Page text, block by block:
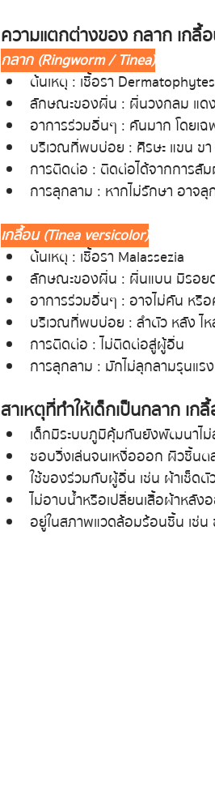
ความแตกต่างของ กลาก เกลื้อ
กลาก (Ringworm / Tinea)
ต้นเหตุ : เชื้อรา Dermatophytes
ลักษณะของผื่น : ผื่นวงกลม แ
อาการร่วมอื่นๆ : คันมาก โดยเฉ
บริเวณที่พบบ่อย : ศีรษะ แขน ข
การติดต่อ : ติดต่อได้จากการสั
การลุกลาม : หากไม่รักษา อาจลุ
เกลื้อน (Tinea versicolor)
ต้นเหตุ : เชื้อรา Malassezia
ลักษณะของผื่น : ผื่นแบน มีรอย
อาการร่วมอื่นๆ : อาจไม่คัน หรื
บริเวณที่พบบ่อย : ลำตัว หลัง ไ
การติดต่อ : ไม่ติดต่อสู่ผู้อื่น
การลุกลาม : มักไม่ลุกลามรุนแรง
สาเหตุที่ทำให้เด็กเป็นกลาก เก
เด็กมีระบบภูมิคุ้มกันยังพัฒนาไ
ชอบวิ่งเล่นจนเหงื่อออก ผิวชื้นต
ใช้ของร่วมกับผู้อื่น เช่น ผ้าเช็ด
ไม่อาบน้ำหรือเปลี่ยนเสื้อผ้าหลั
อยู่ในสภาพแวดล้อมร้อนชื้น เช่